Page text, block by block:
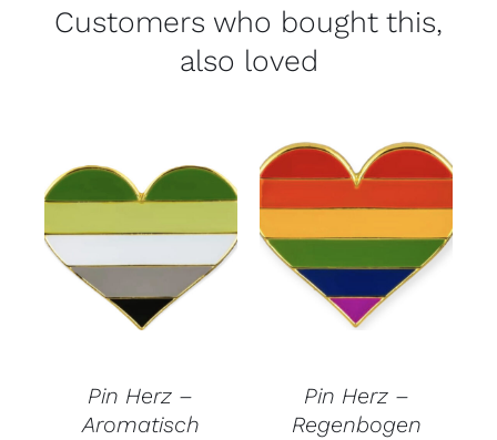
Customers who bought this,
also loved
Pin Herz –
Aromatisch
Pin Herz –
Regenbogen